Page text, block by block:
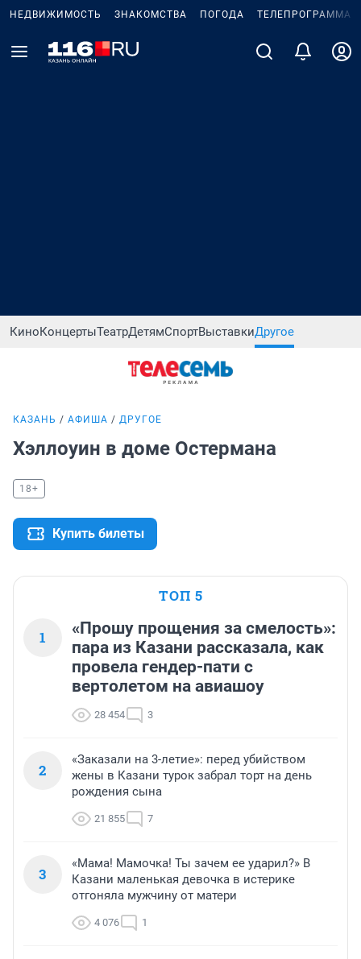
НЕДВИЖИМОСТЬ ЗНАКОМСТВА ПОГОДА ТЕЛЕПРОГРАММА
КиноКонцертыТеатрДетямСпортВыставкиДругое
КАЗАНЬ АФИША ДРУГОЕ
Хэллоуин в доме Остермана
18+
Купить билеты
ТОП 5
1
«Прошу прощения за смелость»:
пара из Казани рассказала, как
провела гендер-пати с
вертолетом на авиашоу
28 454 3
2
«Заказали на 3-летие»: перед убийством
жены в Казани турок забрал торт на день
рождения сына
21 855 7
3
«Мама! Мамочка! Ты зачем ее ударил?» В
Казани маленькая девочка в истерике
отгоняла мужчину от матери
4 076 1